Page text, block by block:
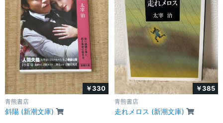
￥330
青熊書店
斜陽 (新潮文庫)
￥385
青熊書店
走れメロス (新潮文庫)